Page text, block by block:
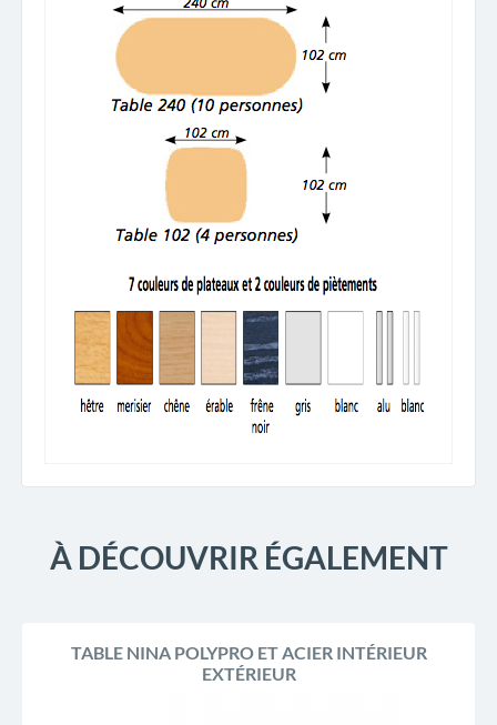
À DÉCOUVRIR ÉGALEMENT
TABLE NINA POLYPRO ET ACIER INTÉRIEUR
EXTÉRIEUR